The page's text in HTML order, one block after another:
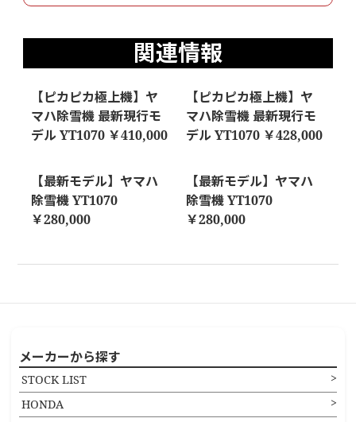
関連情報
【ピカピカ極上機】ヤ
マハ除雪機 最新現行モ
デル YT1070 ￥410,000
【ピカピカ極上機】ヤ
マハ除雪機 最新現行モ
デル YT1070 ￥428,000
【最新モデル】ヤマハ
除雪機 YT1070
￥280,000
【最新モデル】ヤマハ
除雪機 YT1070
￥280,000
メーカーから探す
STOCK LIST
HONDA